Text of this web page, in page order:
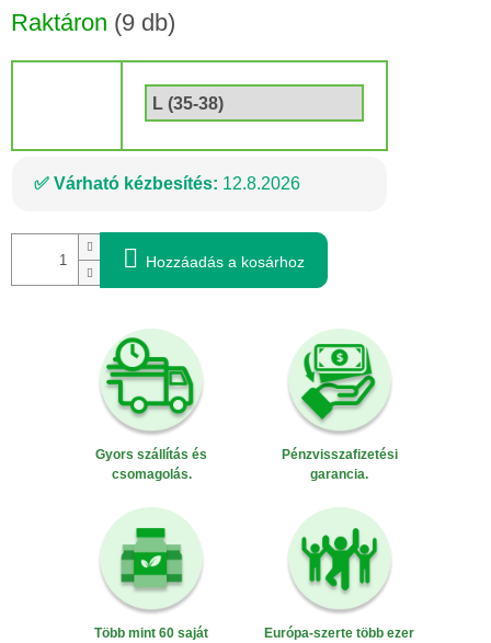
Raktáron (9 db)
Várható kézbesítés: 12.8.2026
Hozzáadás a kosárhoz
Gyors szállítás és
csomagolás.
Pénzvisszafizetési
garancia.
Több mint 60 saját
Európa-szerte több ezer